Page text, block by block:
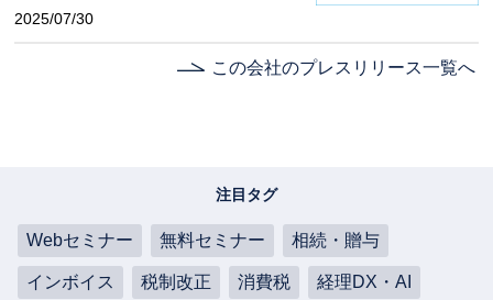
2025/07/30
この会社のプレスリリース一覧へ
注目タグ
Webセミナー 無料セミナー 相続・贈与
インボイス 税制改正 消費税 経理DX・AI